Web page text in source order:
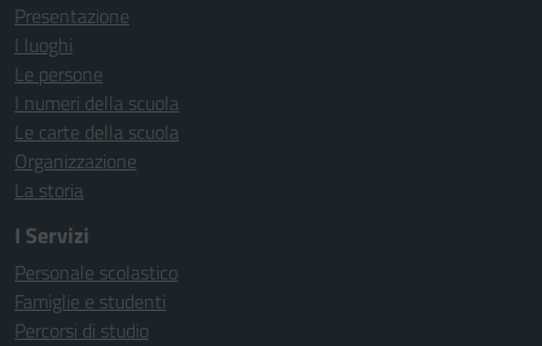
Presentazione
I luoghi
Le persone
I numeri della scuola
Le carte della scuola
Organizzazione
La storia
I Servizi
Personale scolastico
Famiglie e studenti
Percorsi di studio